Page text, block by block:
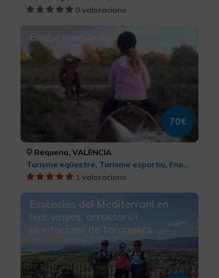
0 valoracions
Enoturisme actiu
70€
Requena, VALÈNCIA
Turisme eqüestre, Turisme esportiu, Enoturisme
1 valoracions
Essències del Mediterrani en
bici: vinyes, arrossars i
plantacions de tarongers.